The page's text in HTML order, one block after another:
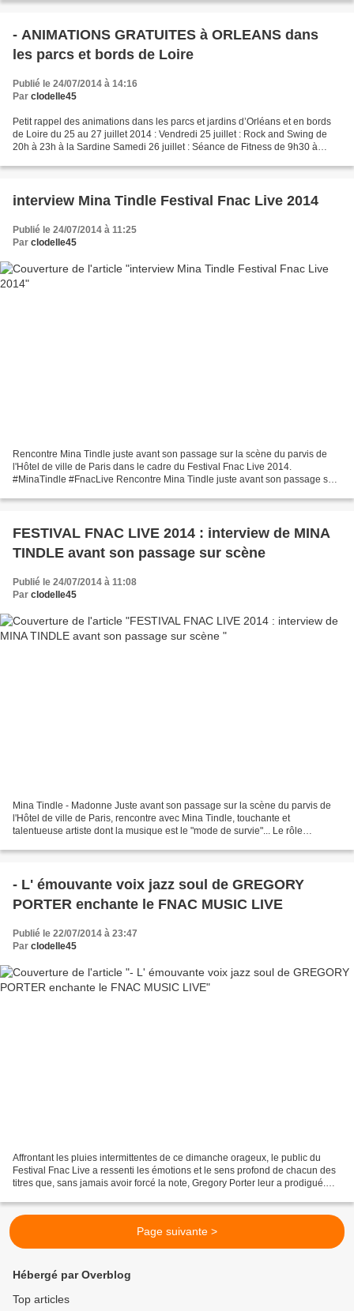
- ANIMATIONS GRATUITES à ORLEANS dans
les parcs et bords de Loire
Publié le 24/07/2014 à 14:16
Par clodelle45
Petit rappel des animations dans les parcs et jardins d’Orléans et en bords
de Loire du 25 au 27 juillet 2014 : Vendredi 25 juillet : Rock and Swing de
20h à 23h à la Sardine Samedi 26 juillet : Séance de Fitness de 9h30 à
interview Mina Tindle Festival Fnac Live 2014
Publié le 24/07/2014 à 11:25
Par clodelle45
Rencontre Mina Tindle juste avant son passage sur la scène du parvis de
l'Hôtel de ville de Paris dans le cadre du Festival Fnac Live 2014.
#MinaTindle #FnacLive Rencontre Mina Tindle juste avant son passage sur
FESTIVAL FNAC LIVE 2014 : interview de MINA
TINDLE avant son passage sur scène
Publié le 24/07/2014 à 11:08
Par clodelle45
Mina Tindle - Madonne Juste avant son passage sur la scène du parvis de
l'Hôtel de ville de Paris, rencontre avec Mina Tindle, touchante et
talentueuse artiste dont la musique est le "mode de survie"... Le rôle
- L' émouvante voix jazz soul de GREGORY
PORTER enchante le FNAC MUSIC LIVE
Publié le 22/07/2014 à 23:47
Par clodelle45
Affrontant les pluies intermittentes de ce dimanche orageux, le public du
Festival Fnac Live a ressenti les émotions et le sens profond de chacun des
titres que, sans jamais avoir forcé la note, Gregory Porter leur a prodigué.
Page suivante >
Hébergé par Overblog
Top articles